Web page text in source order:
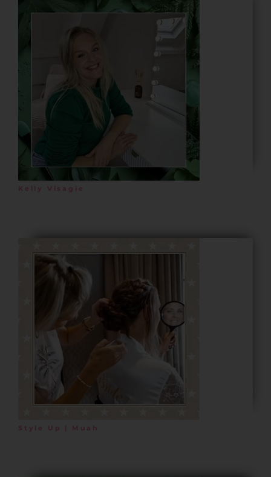
Kelly Visagie
Style Up | Muah